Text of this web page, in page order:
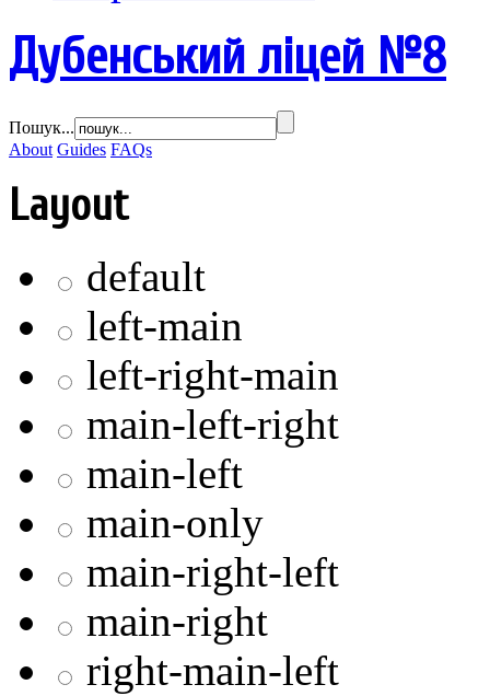
Дубенський ліцей №8
Пошук...
About Guides FAQs
Layout
default
left-main
left-right-main
main-left-right
main-left
main-only
main-right-left
main-right
right-main-left